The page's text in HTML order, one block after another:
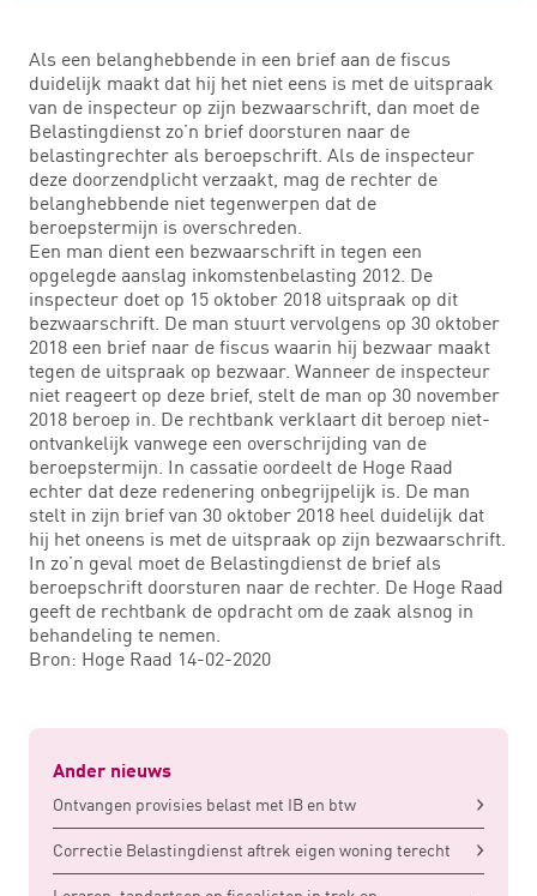
Als een belanghebbende in een brief aan de fiscus
duidelijk maakt dat hij het niet eens is met de uitspraak
van de inspecteur op zijn bezwaarschrift, dan moet de
Belastingdienst zo’n brief doorsturen naar de
belastingrechter als beroepschrift. Als de inspecteur
deze doorzendplicht verzaakt, mag de rechter de
belanghebbende niet tegenwerpen dat de
beroepstermijn is overschreden.
Een man dient een bezwaarschrift in tegen een
opgelegde aanslag inkomstenbelasting 2012. De
inspecteur doet op 15 oktober 2018 uitspraak op dit
bezwaarschrift. De man stuurt vervolgens op 30 oktober
2018 een brief naar de fiscus waarin hij bezwaar maakt
tegen de uitspraak op bezwaar. Wanneer de inspecteur
niet reageert op deze brief, stelt de man op 30 november
2018 beroep in. De rechtbank verklaart dit beroep niet-
ontvankelijk vanwege een overschrijding van de
beroepstermijn. In cassatie oordeelt de Hoge Raad
echter dat deze redenering onbegrijpelijk is. De man
stelt in zijn brief van 30 oktober 2018 heel duidelijk dat
hij het oneens is met de uitspraak op zijn bezwaarschrift.
In zo’n geval moet de Belastingdienst de brief als
beroepschrift doorsturen naar de rechter. De Hoge Raad
geeft de rechtbank de opdracht om de zaak alsnog in
behandeling te nemen.
Bron: Hoge Raad 14-02-2020
Ander nieuws
Ontvangen provisies belast met IB en btw
Correctie Belastingdienst aftrek eigen woning terecht